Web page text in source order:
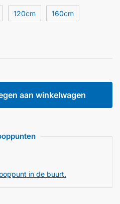
120cm 160cm
aan winkelwagen
in de buurt.